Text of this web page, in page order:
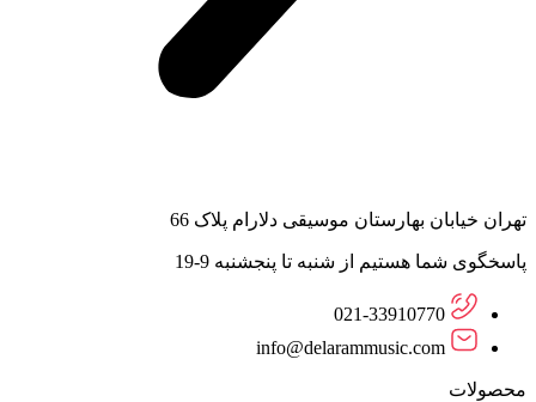
تهران خیابان بهارستان موسیقی دلارام پلاک 66
پاسخگوی شما هستیم از شنبه تا پنجشنبه 9-19
021-33910770
info@delarammusic.com
محصولات